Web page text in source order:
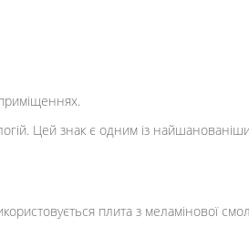
Цей знак є одним із
плита з меламінової